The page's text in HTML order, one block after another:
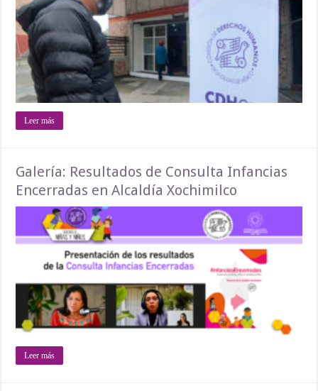
Leer más
Galería: Resultados de Consulta Infancias
Encerradas en Alcaldía Xochimilco
Leer más